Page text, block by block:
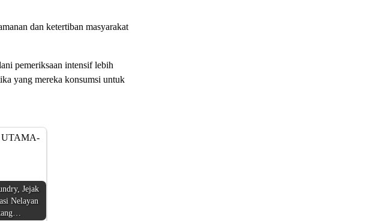
dan ketertiban masyarakat
pemeriksaan intensif lebih
yang mereka konsumsi untuk
Jejak
Nelayan